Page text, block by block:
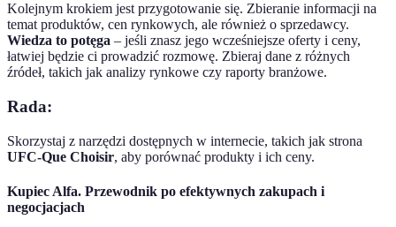
Kolejnym krokiem jest przygotowanie się. Zbieranie informacji na
temat produktów, cen rynkowych, ale również o sprzedawcy.
Wiedza to potęga – jeśli znasz jego wcześniejsze oferty i ceny,
łatwiej będzie ci prowadzić rozmowę. Zbieraj dane z różnych
źródeł, takich jak analizy rynkowe czy raporty branżowe.
Rada:
Skorzystaj z narzędzi dostępnych w internecie, takich jak strona
UFC-Que Choisir, aby porównać produkty i ich ceny.
Kupiec Alfa. Przewodnik po efektywnych zakupach i
negocjacjach